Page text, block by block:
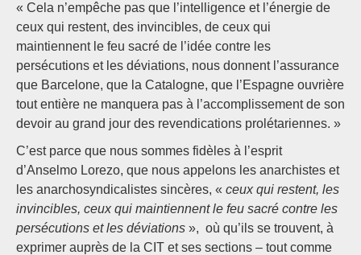
« Cela n’empêche pas que l’intelligence et l’énergie de
ceux qui restent, des invincibles, de ceux qui
maintiennent le feu sacré de l’idée contre les
persécutions et les déviations, nous donnent l’assurance
que Barcelone, que la Catalogne, que l’Espagne ouvrière
tout entière ne manquera pas à l’accomplissement de son
devoir au grand jour des revendications prolétariennes. »
C’est parce que nous sommes fidèles à l’esprit
d’Anselmo Lorezo, que nous appelons les anarchistes et
les anarchosyndicalistes sincères, « ceux qui restent, les
invincibles, ceux qui maintiennent le feu sacré contre les
persécutions et les déviations », où qu’ils se trouvent, à
exprimer auprès de la CIT et ses sections – tout comme